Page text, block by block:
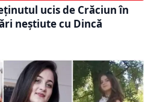
ucis de Crăciun în
neștiute cu Dincă